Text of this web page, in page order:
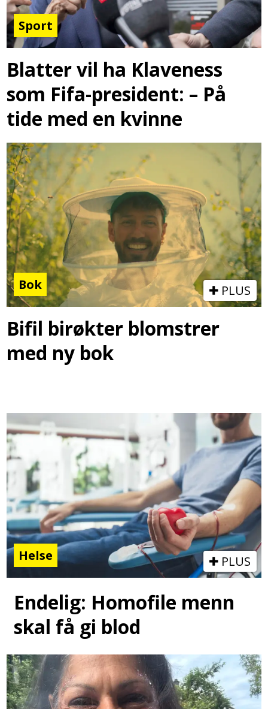
Sport
Blatter vil ha Klaveness
som Fifa-president: – På
tide med en kvinne
Bok PLUS
Bifil birøkter blomstrer
med ny bok
Helse PLUS
Endelig: Homofile menn
skal få gi blod